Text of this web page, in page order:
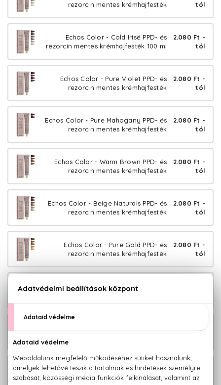
rezorcin mentes krémhajfesték
tól
Echos Color - Cold Irisé PPD- és
rezorcin mentes krémhajfesték 100 ml
2.080 Ft -
tól
Echos Color - Pure Violet PPD- és
rezorcin mentes krémhajfesték
2.080 Ft -
tól
Echos Color - Pure Mahogany PPD- és
rezorcin mentes krémhajfesték
2.080 Ft -
tól
Echos Color - Warm Brown PPD- és
rezorcin mentes krémhajfesték
2.080 Ft -
tól
Echos Color - Beige Naturals PPD- és
rezorcin mentes krémhajfesték
2.080 Ft -
tól
Echos Color - Pure Gold PPD- és
rezorcin mentes krémhajfesték
2.080 Ft -
tól
Echos Color - Pure Red PPD- és
rezorcin mentes krémhajfesték
2.080 Ft -
Echos Color - Pure Copper PPD- és
rezorcin mentes krémhajfesték
2.080 Ft -
tól